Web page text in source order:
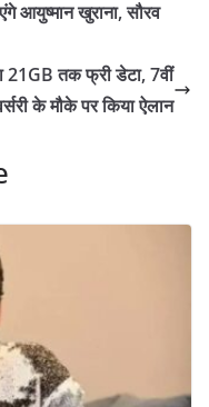
आयुष्मान खुराना, सौरव
21GB तक फ्री डेटा, 7वीं
के मौके पर किया ऐलान